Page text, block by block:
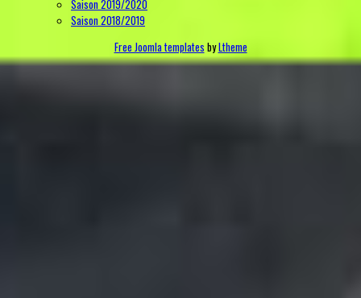
Saison 2019/2020
Saison 2018/2019
Free Joomla templates byLtheme